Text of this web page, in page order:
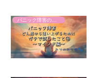
パニック障害のこと